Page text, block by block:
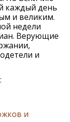
каждый день
и великим.
недели
Верующие
и
и